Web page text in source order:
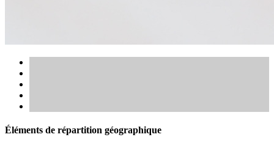
Éléments de répartition géographique